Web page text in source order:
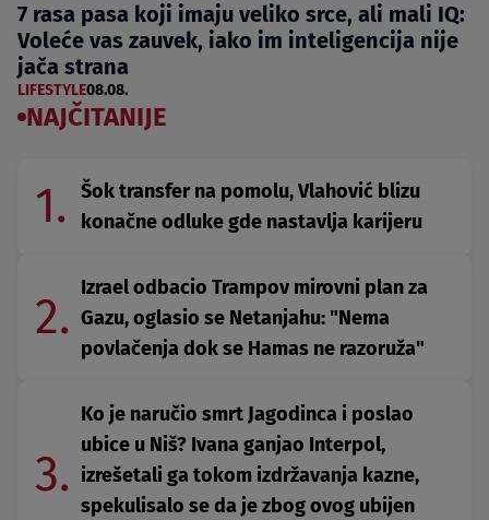
7 rasa pasa koji imaju veliko srce, ali mali IQ:
Voleće vas zauvek, iako im inteligencija nije
jača strana
LIFESTYLE08.08.
NAJČITANIJE
1.
Šok transfer na pomolu, Vlahović blizu
konačne odluke gde nastavlja karijeru
2.
Izrael odbacio Trampov mirovni plan za
Gazu, oglasio se Netanjahu: "Nema
povlačenja dok se Hamas ne razoruža"
3.
Ko je naručio smrt Jagodinca i poslao
ubice u Niš? Ivana ganjao Interpol,
izrešetali ga tokom izdržavanja kazne,
spekulisalo se da je zbog ovog ubijen